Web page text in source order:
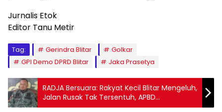
Jurnalis Etok
Editor Tanu Metir
Tag: Gerindra Blitar
Golkar
GPI Demo DPRD Blitar
Jaka Prasetya
RADJA Bersuara: Rakyat Kecil Blitar Mengeluh,
Jalan Rusak Tak Tersentuh, APBD
Mengendap Rp420 Miliar